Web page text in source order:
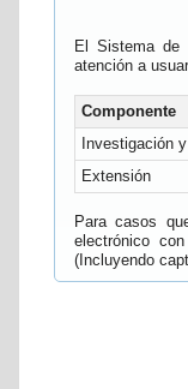
El Sistema de
atención a
Componente
Investigación
Extensión
Para casos
electrónico
(Incluyendo